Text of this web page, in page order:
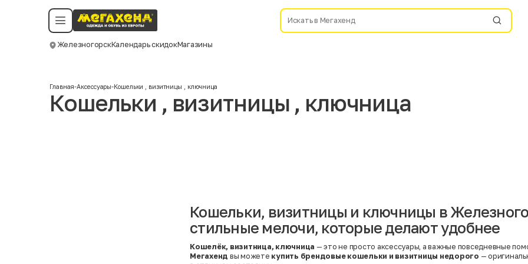
ЖелезногорскКалендарь скидокМагазины
Политика конфиденциальности
©️ Мегахенд 2026. Все права защищены.
Смотреть все даты
Главная-Аксессуары-Кошельки , визитницы , ключница
Кошельки , визитницы , ключница
Кошельки, визитницы и ключницы в
стильные мелочи, которые делают удобнее
Кошелёк, визитница, ключница — это не просто аксессуары, а важные повседневные
Мегахенд вы можете купить брендовые кошельки и визитницы недорого —
Москва